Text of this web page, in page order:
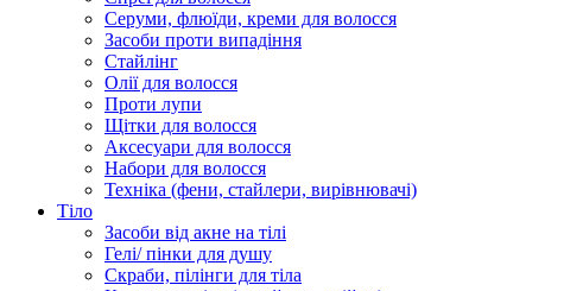
Серуми, флюїди, креми для волосся
Засоби проти випадіння
Стайлінг
Олії для волосся
Проти лупи
Щітки для волосся
Аксесуари для волосся
Набори для волосся
Техніка (фени, стайлери, вирівнювачі)
Тіло
Засоби від акне на тілі
Гелі/ пінки для душу
Скраби, пілінги для тіла